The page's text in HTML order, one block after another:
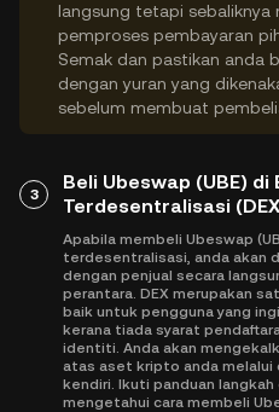
langsung tetapi sebaliknya
pemproses pembayaran
Semak dan pastikan anda
dengan yuran yang
sebelum membuat
3
Beli Ubeswap (UBE) di
Terdesentralisasi
Apabila membeli Ubeswap
terdesentralisasi, anda akan
dengan penjual secara
perantara. DEX merupakan
baik untuk pengguna yang
kerana tiada syarat
identiti. Anda akan
atas aset kripto anda melalui
kendiri. Ikuti panduan
mengetahui cara membeli